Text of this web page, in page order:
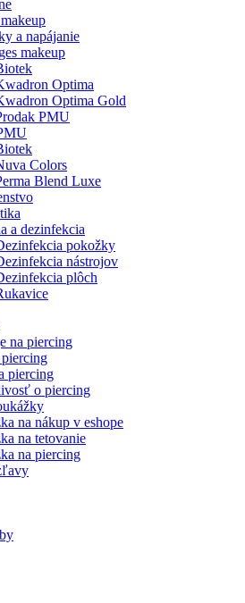
a napájanie
makeup
Optima
Optima Gold
PMU
Colors
Blend Luxe
a dezinfekcia
pokožky
nástrojov
plôch
na piercing
piercing
o piercing
na nákup v eshope
na tetovanie
na piercing